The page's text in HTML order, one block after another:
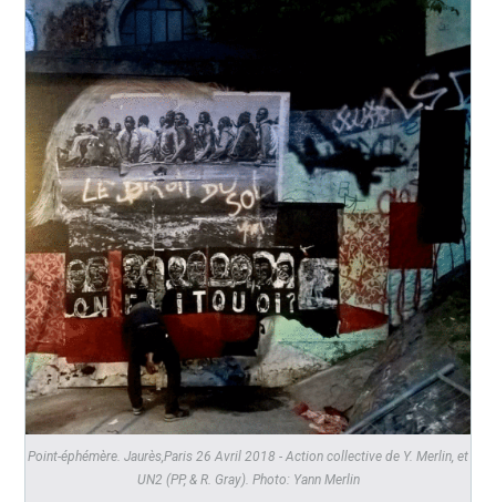
Point-éphémère. Jaurès,Paris 26 Avril 2018 - Action collective de Y. Merlin, et
UN2 (PP, & R. Gray). Photo: Yann Merlin